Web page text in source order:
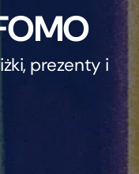
prezenty i